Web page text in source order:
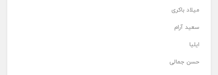
میلاد باکری
سعید آرام
ایلیا
حسن جمالی